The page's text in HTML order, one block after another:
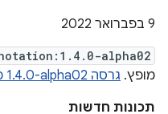
‫9 בפברואר 2022
alpha02
מופץ. גרסה ‎1.4.0-alpha02 מכילה את השמירות האלה.
תכונות חדשות